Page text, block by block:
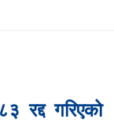
रद्द गरिएको